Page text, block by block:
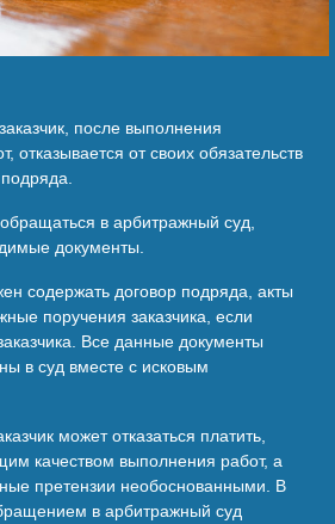
после выполнения
отказывается от своих обязательств
в арбитражный суд,
документы.
содержать договор подряда, акты
поручения заказчика, если
Все данные документы
в суд вместе с исковым
может отказаться платить,
качеством выполнения работ, а
претензии необоснованными. В
в арбитражный суд